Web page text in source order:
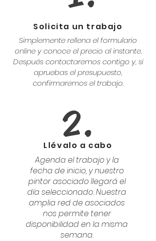
Solicita un trabajo
Simplemente rellena el formulario
online y conoce el precio al instante.
Después contactaremos contigo y, si
apruebas el presupuesto,
confirmaremos el trabajo.
Llévalo a cabo
2.
Agenda el trabajo y la
fecha de inicio, y nuestro
pintor asociado llegará el
día seleccionado. Nuestra
amplia red de asociados
nos permite tener
disponibilidad en la misma
semana.